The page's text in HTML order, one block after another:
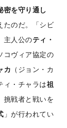
密を守り通し
のだ。
「シビ
主人公のティ・
コヴィア協定の
カ （ジョン・カ
ィ・チャラは祖
挑戦者と戦いを
」が行われてい